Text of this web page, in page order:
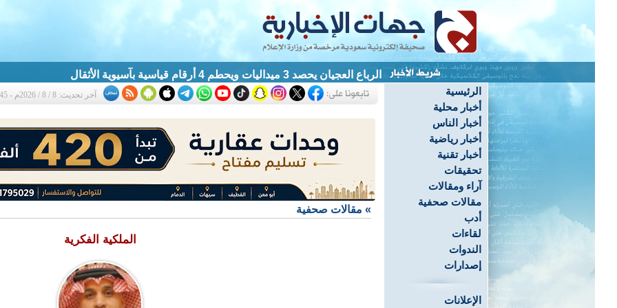
الرباع العجيان يحصد 3 ميداليات ويحطم 4 أرقام قياسية بآسيوية الأثقال
الرئيسية
أخبار محلية
أخبار الناس
أخبار رياضية
أخبار تقنية
تحقيقات
آراء ومقالات
مقالات صحفية
أدب
لقاءات
الندوات
إصدارات
الإعلانات
آخر تحديث: 8 / 8 / 2026م - 1:45 ص
» مقالات صحفية
الملكية الفكرية